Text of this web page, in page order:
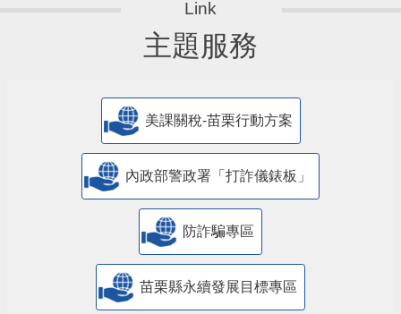
主題服務
美課關稅-苗栗行動方案
內政部警政署「打詐儀錶板」
防詐騙專區
苗栗縣永續發展目標專區